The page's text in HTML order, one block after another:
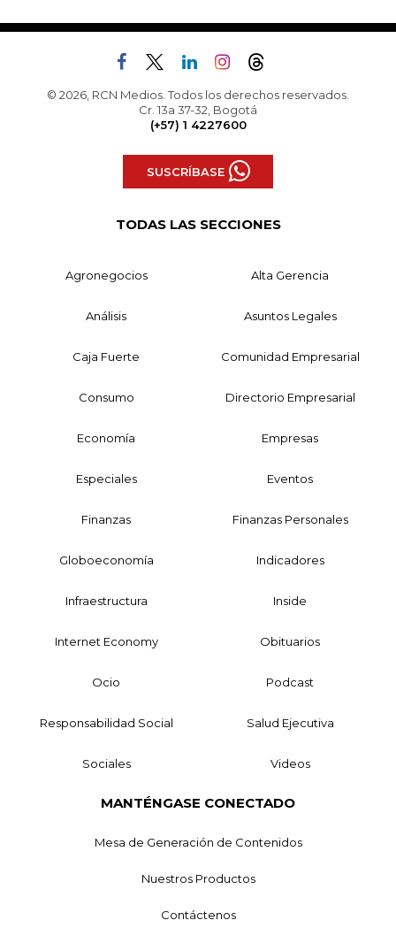
© 2026, RCN Medios. Todos los derechos reservados.
Cr. 13a 37-32, Bogotá
(+57) 1 4227600
SUSCRÍBASE
TODAS LAS SECCIONES
Agronegocios Alta Gerencia
Análisis Asuntos Legales
Caja Fuerte Comunidad Empresarial
Consumo Directorio Empresarial
Economía Empresas
Especiales Eventos
Finanzas Finanzas Personales
Globoeconomía Indicadores
Infraestructura Inside
Internet Economy Obituarios
Ocio Podcast
Responsabilidad Social Salud Ejecutiva
Sociales Videos
MANTÉNGASE CONECTADO
Mesa de Generación de Contenidos
Nuestros Productos
Contáctenos